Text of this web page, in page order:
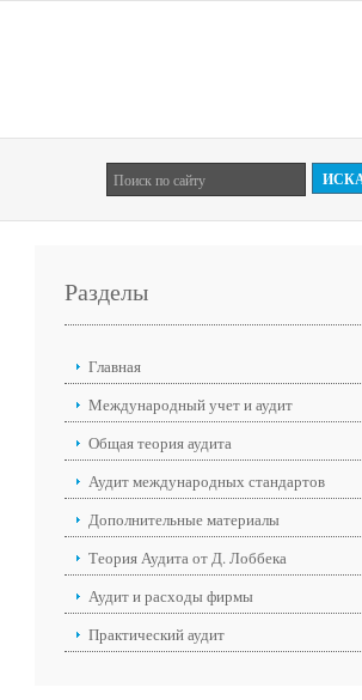
Разделы
Главная
Международный учет и аудит
Общая теория аудита
Аудит международных стандартов
Дополнительные материалы
Теория Аудита от Д. Лоббека
Аудит и расходы фирмы
Практический аудит